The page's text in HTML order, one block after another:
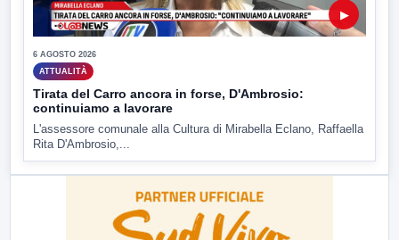
▶
6 AGOSTO 2026
ATTUALITÀ
Tirata del Carro ancora in forse, D'Ambrosio:
continuiamo a lavorare
L'assessore comunale alla Cultura di Mirabella Eclano, Raffaella
Rita D'Ambrosio,...